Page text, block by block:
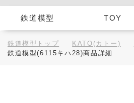
鉄道模型 TOY
鉄道模型トップ KATO(カトー)
鉄道模型(6115キハ28)商品詳細